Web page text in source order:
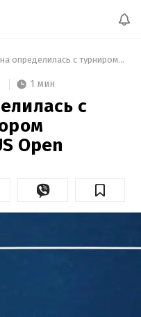
Свитолина определилась с турниром, на котором выступит после US Open
1 мин
с
Open